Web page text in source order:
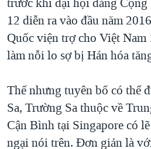
12 diễn ra vào đầu năm
Quốc viện trợ cho Việt Nam
làm nỗi lo sợ bị Hán hóa
Thế nhưng tuyên bố có thể
Sa, Trường Sa thuộc về
Cận Bình tại Singapore có
ngại nói trên. Đơn giản là